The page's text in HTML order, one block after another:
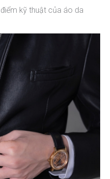
kỹ thuật của áo da